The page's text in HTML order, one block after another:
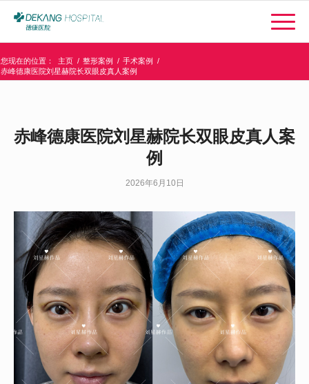
您现在的位置： 主页 / 整形案例 / 手术案例 /
赤峰德康医院刘星赫院长双眼皮真人案例
赤峰德康医院刘星赫院长双眼皮真人案
例
2026年6月10日